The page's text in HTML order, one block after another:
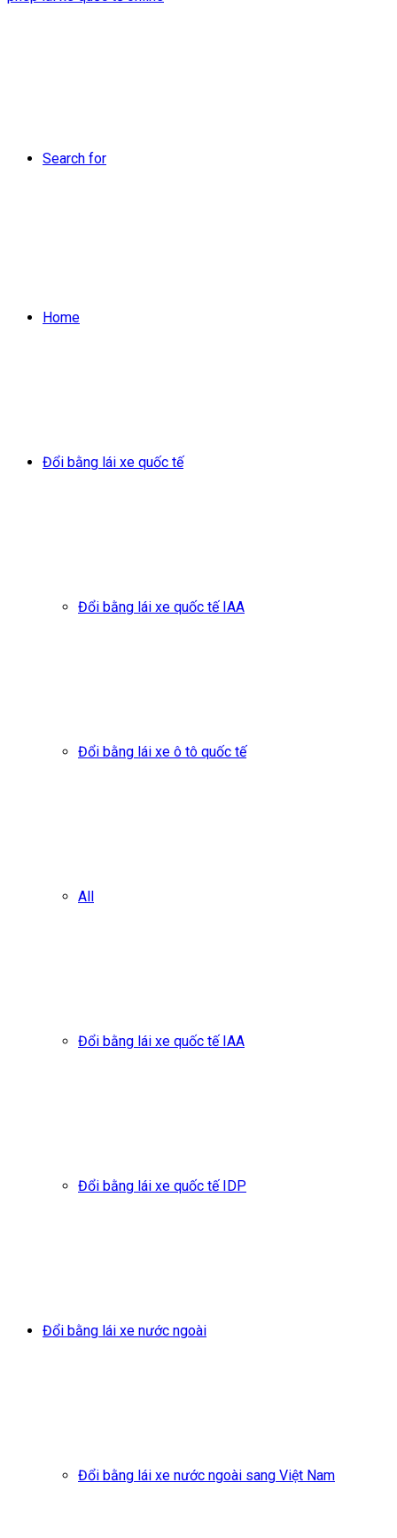
Search for
Home
Đổi bằng lái xe quốc tế
Đổi bằng lái xe quốc tế IAA
Đổi bằng lái xe ô tô quốc tế
All
Đổi bằng lái xe quốc tế IAA
Đổi bằng lái xe quốc tế IDP
Đổi bằng lái xe nước ngoài
Đổi bằng lái xe nước ngoài sang Việt Nam